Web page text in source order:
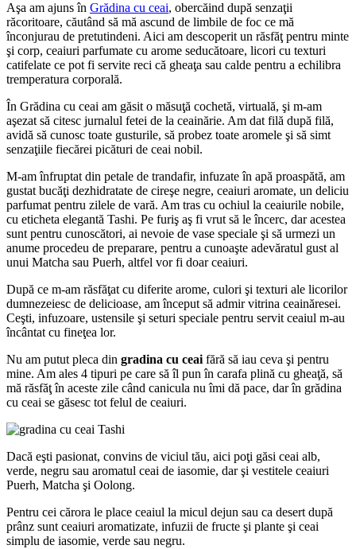
Aşa am ajuns în Grădina cu ceai, obercăind după senzaţii
răcoritoare, căutând să mă ascund de limbile de foc ce mă
înconjurau de pretutindeni. Aici am descoperit un răsfăţ pentru minte
şi corp, ceaiuri parfumate cu arome seducătoare, licori cu texturi
catifelate ce pot fi servite reci că gheaţa sau calde pentru a echilibra
tremperatura corporală.
În Grădina cu ceai am găsit o măsuţă cochetă, virtuală, şi m-am
aşezat să citesc jurnalul fetei de la ceainărie. Am dat filă după filă,
avidă să cunosc toate gusturile, să probez toate aromele şi să simt
senzaţiile fiecărei picături de ceai nobil.
M-am înfruptat din petale de trandafir, infuzate în apă proaspătă, am
gustat bucăţi dezhidratate de cireşe negre, ceaiuri aromate, un deliciu
parfumat pentru zilele de vară. Am tras cu ochiul la ceaiurile nobile,
cu eticheta elegantă Tashi. Pe furiş aş fi vrut să le încerc, dar acestea
sunt pentru cunoscători, ai nevoie de vase speciale şi să urmezi un
anume procedeu de preparare, pentru a cunoaşte adevăratul gust al
unui Matcha sau Puerh, altfel vor fi doar ceaiuri.
După ce m-am răsfăţat cu diferite arome, culori şi texturi ale licorilor
dumnezeiesc de delicioase, am început să admir vitrina ceainăresei.
Ceşti, infuzoare, ustensile şi seturi speciale pentru servit ceaiul m-au
încântat cu fineţea lor.
Nu am putut pleca din gradina cu ceaifără să iau ceva şi pentru
mine. Am ales 4 tipuri pe care să îl pun în carafa plină cu gheaţă, să
mă răsfăţ în aceste zile când canicula nu îmi dă pace, dar în grădina
cu ceai se găsesc tot felul de ceaiuri.
Dacă eşti pasionat, convins de viciul tău, aici poţi găsi ceai alb,
verde, negru sau aromatul ceai de iasomie, dar şi vestitele ceaiuri
Puerh, Matcha şi Oolong.
Pentru cei cărora le place ceaiul la micul dejun sau ca desert după
prânz sunt ceaiuri aromatizate, infuzii de fructe şi plante şi ceai
simplu de iasomie, verde sau negru.